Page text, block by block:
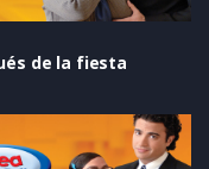
de la fiesta